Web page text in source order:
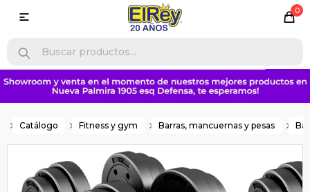
0

Catálogo Fitness y gym Barras, mancuernas y pesas